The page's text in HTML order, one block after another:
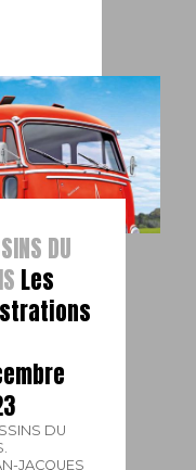
DU
Les
DU
JACQUES